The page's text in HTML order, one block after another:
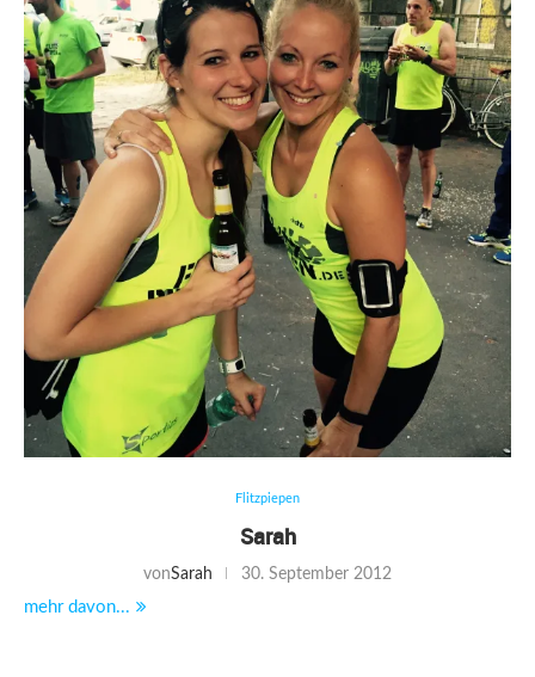
Flitzpiepen
Sarah
vonSarah 30. September 2012
mehr davon...